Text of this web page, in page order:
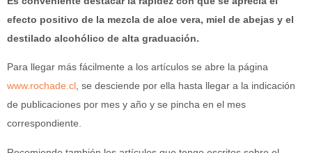
efecto positivo de la mezcla de aloe vera, miel de abejas y el
destilado alcohólico de alta graduación.
Para llegar más fácilmente a los artículos se abre la página
www.rochade.cl, se desciende por ella hasta llegar a la indicación
de publicaciones por mes y año y se pincha en el mes
correspondiente.